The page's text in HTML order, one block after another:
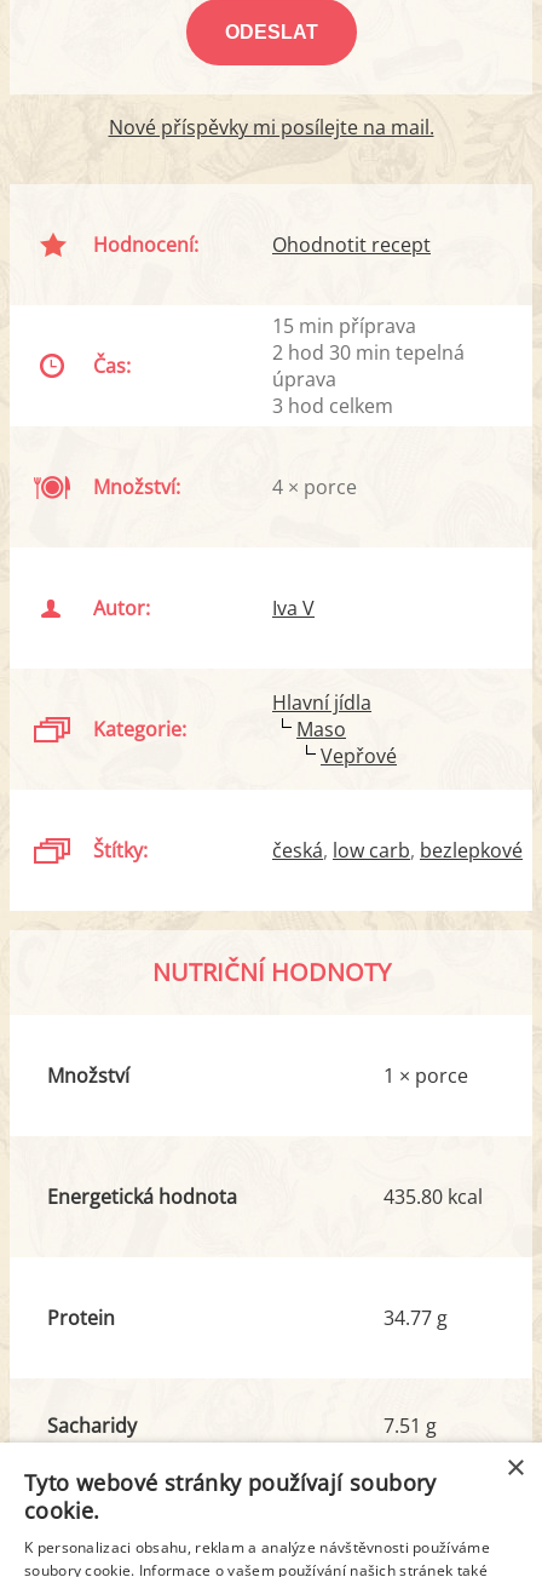
Nové příspěvky mi posílejte na mail.
Hodnocení: Ohodnotit recept
Čas:
15 min příprava
2 hod 30 min tepelná
úprava
3 hod celkem
Množství: 4 × porce
Autor: Iva V
Kategorie:
Hlavní jídla
Maso
Vepřové
Štítky: česká low carb bezlepkové
NUTRIČNÍ HODNOTY
Množství 1 × porce
Energetická hodnota 435.80 kcal
Protein 34.77 g
Sacharidy
z toho cukr
7.51 g
5.10 g
Tuk
29.47 g
×
Tyto webové stránky používají soubory
cookie.
K personalizaci obsahu, reklam a analýze návštěvnosti používáme
soubory cookie. Informace o vašem používání našich stránek také